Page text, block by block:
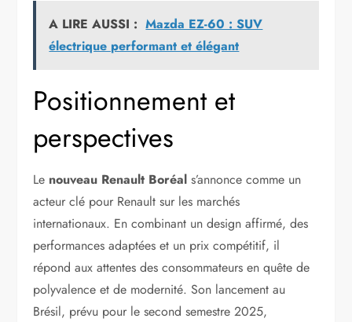
A LIRE AUSSI : Mazda EZ-60 : SUV
électrique performant et élégant
Positionnement et
perspectives
Le nouveau Renault Boréal s’annonce comme un
acteur clé pour Renault sur les marchés
internationaux. En combinant un design affirmé, des
performances adaptées et un prix compétitif, il
répond aux attentes des consommateurs en quête de
polyvalence et de modernité. Son lancement au
Brésil, prévu pour le second semestre 2025,